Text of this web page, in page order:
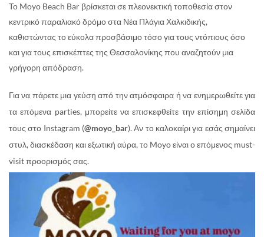
Το Moyo Beach Bar βρίσκεται σε πλεονεκτική τοποθεσία στον
κεντρικό παραλιακό δρόμο στα Νέα Πλάγια Χαλκιδικής,
καθιστώντας το εύκολα προσβάσιμο τόσο για τους ντόπιους όσο
και για τους επισκέπτες της Θεσσαλονίκης που αναζητούν μια
γρήγορη απόδραση.
Για να πάρετε μια γεύση από την ατμόσφαιρα ή να ενημερωθείτε για
τα επόμενα parties, μπορείτε να επισκεφθείτε την επίσημη σελίδα
τους στο Instagram (@moyo_bar). Αν το καλοκαίρι για εσάς σημαίνει
στυλ, διασκέδαση και εξωτική αύρα, το Moyo είναι ο επόμενος must-
visit προορισμός σας.